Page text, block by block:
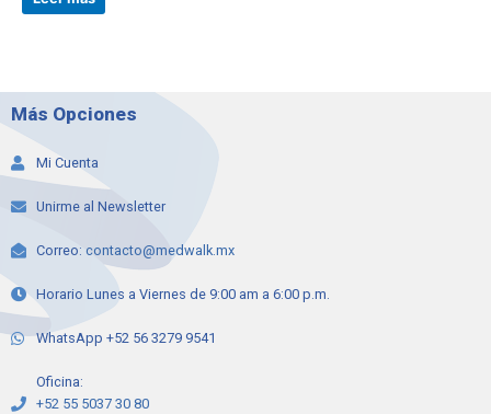
Más Opciones
Mi Cuenta
Unirme al Newsletter
Correo: contacto@medwalk.mx
Horario Lunes a Viernes de 9:00 am a 6:00 p.m.
WhatsApp +52 56 3279 9541
Oficina:
+52 55 5037 30 80